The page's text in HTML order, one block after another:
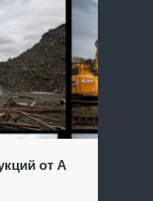
от А